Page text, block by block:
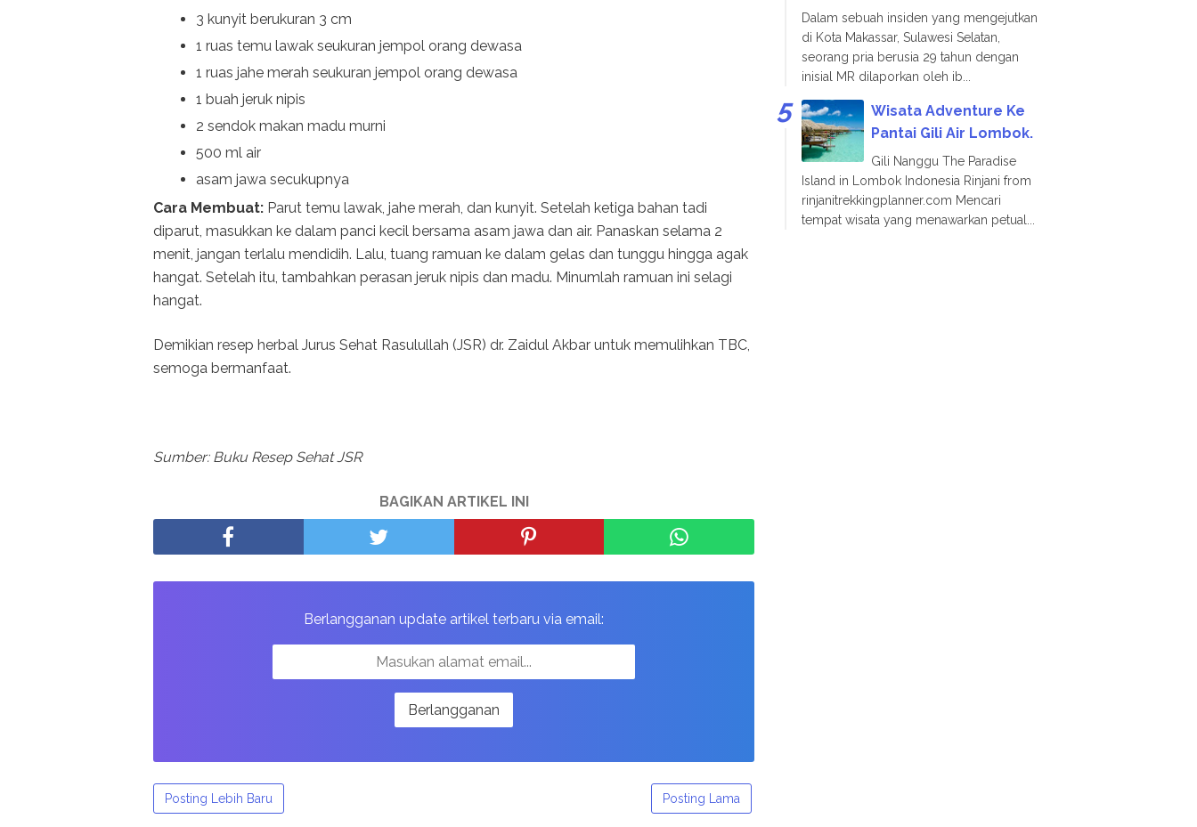
3 kunyit berukuran 3 cm
1 ruas temu lawak seukuran jempol orang dewasa
1 ruas jahe merah seukuran jempol orang dewasa
1 buah jeruk nipis
2 sendok makan madu murni
500 ml air
asam jawa secukupnya
Cara Membuat: Parut temu lawak, jahe merah, dan kunyit. Setelah ketiga bahan tadi
diparut, masukkan ke dalam panci kecil bersama asam jawa dan air. Panaskan selama 2
menit, jangan terlalu mendidih. Lalu, tuang ramuan ke dalam gelas dan tunggu hingga agak
hangat. Setelah itu, tambahkan perasan jeruk nipis dan madu. Minumlah ramuan ini selagi
hangat.
Demikian resep herbal Jurus Sehat Rasulullah (JSR) dr. Zaidul Akbar untuk memulihkan TBC,
semoga bermanfaat.
Sumber: Buku Resep Sehat JSR
BAGIKAN ARTIKEL INI
Berlangganan update artikel terbaru via email:
Posting Lebih Baru Posting Lama
Dalam sebuah insiden yang mengejutkan
di Kota Makassar, Sulawesi Selatan,
seorang pria berusia 29 tahun dengan
inisial MR dilaporkan oleh ib...
Wisata Adventure Ke
Pantai Gili Air Lombok.
Gili Nanggu The Paradise
Island in Lombok Indonesia Rinjani from
rinjanitrekkingplanner.com Mencari
tempat wisata yang menawarkan petual...